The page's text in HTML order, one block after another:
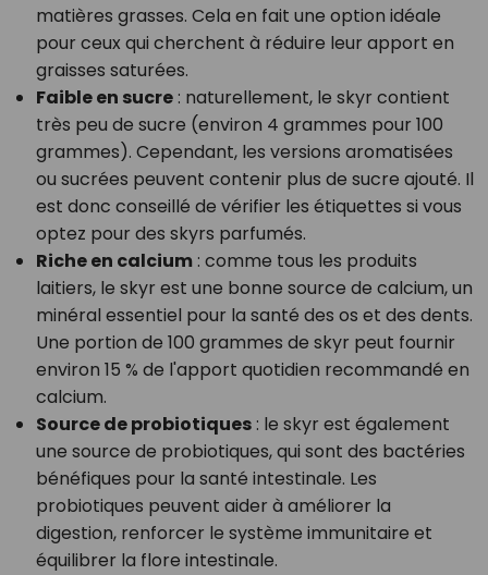
matières grasses. Cela en fait une option idéale
pour ceux qui cherchent à réduire leur apport en
graisses saturées.
Faible en sucre: naturellement, le skyr contient
très peu de sucre (environ 4 grammes pour 100
grammes). Cependant, les versions aromatisées
ou sucrées peuvent contenir plus de sucre ajouté. Il
est donc conseillé de vérifier les étiquettes si vous
optez pour des skyrs parfumés.
Riche en calcium: comme tous les produits
laitiers, le skyr est une bonne source de calcium, un
minéral essentiel pour la santé des os et des dents.
Une portion de 100 grammes de skyr peut fournir
environ 15 % de l'apport quotidien recommandé en
calcium.
Source de probiotiques: le skyr est également
une source de probiotiques, qui sont des bactéries
bénéfiques pour la santé intestinale. Les
probiotiques peuvent aider à améliorer la
digestion, renforcer le système immunitaire et
équilibrer la flore intestinale.